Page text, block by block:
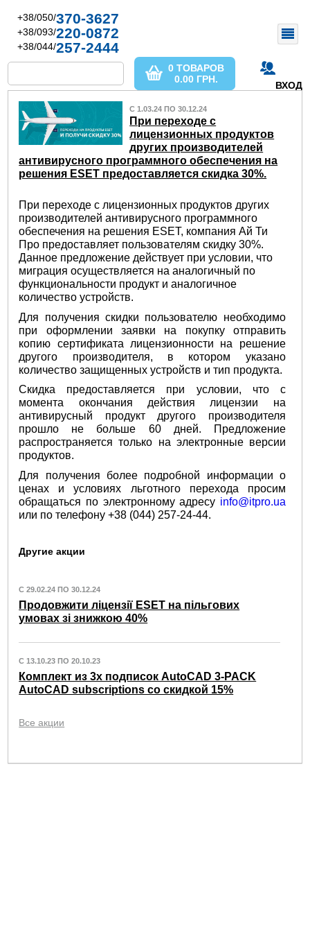
+38/050/370-3627
+38/093/220-0872
+38/044/257-2444
ВХОД
0 ТОВАРОВ
0.00 ГРН.
С 1.03.24 ПО 30.12.24
При переходе с
лицензионных продуктов
других производителей
антивирусного программного обеспечения на
решения ESET предоставляется скидка 30%.
При переходе с лицензионных продуктов других
производителей антивирусного программного
обеспечения на решения ESET, компания Ай Ти
Про предоставляет пользователям скидку 30%.
Данное предложение действует при условии, что
миграция осуществляется на аналогичный по
функциональности продукт и аналогичное
количество устройств.
Для получения скидки пользователю необходимо
при оформлении заявки на покупку отправить
копию сертификата лицензионности на решение
другого производителя, в котором указано
количество защищенных устройств и тип продукта.
Скидка предоставляется при условии, что с
момента окончания действия лицензии на
антивирусный продукт другого производителя
прошло не больше 60 дней. Предложение
распространяется только на электронные версии
продуктов.
Для получения более подробной информации о
ценах и условиях льготного перехода просим
обращаться по электронному адресу info@itpro.ua
или по телефону +38 (044) 257-24-44.
Другие акции
С 29.02.24 ПО 30.12.24
Продовжити ліцензії ESET на пільгових
умовах зі знижкою 40%
С 13.10.23 ПО 20.10.23
Комплект из 3х подписок AutoCAD 3-PACK
AutoCAD subscriptions со скидкой 15%
Все акции